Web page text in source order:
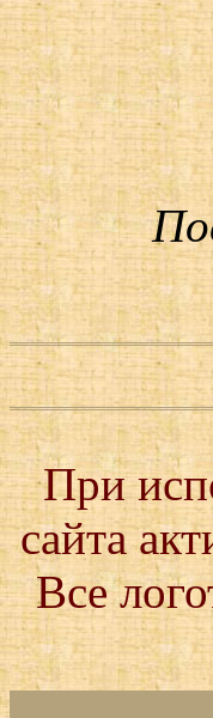
При
сайта
Все